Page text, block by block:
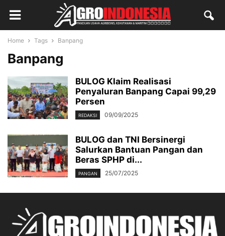
Home Tags Banpang
Banpang
BULOG Klaim Realisasi
Penyaluran Banpang Capai 99,29
Persen
REDAKSI 09/09/2025
BULOG dan TNI Bersinergi
Salurkan Bantuan Pangan dan
Beras SPHP di...
PANGAN 25/07/2025